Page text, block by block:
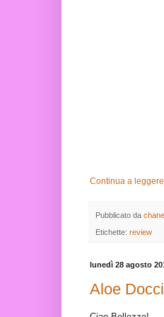
Continua a
Pubblicato da
Etichette: review
lunedì 28 agosto
Aloe